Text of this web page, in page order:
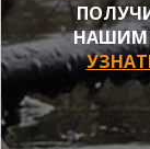
НАШИМ